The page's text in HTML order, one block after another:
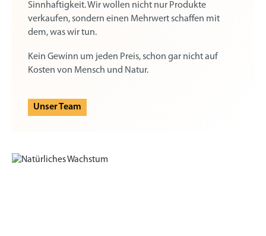
Sinnhaftigkeit. Wir wollen nicht nur Produkte
verkaufen, sondern einen Mehrwert schaffen mit
dem, was wir tun.
Kein Gewinn um jeden Preis, schon gar nicht auf
Kosten von Mensch und Natur.
Unser Team